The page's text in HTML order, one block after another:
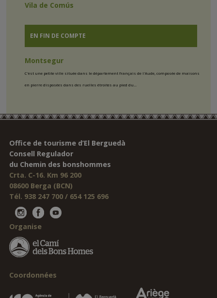
Vila de Comús
EN FIN DE COMPTE
Montsegur
C'est une petite ville située dans le département français de l'Aude, composée de maisons
en pierre disposées dans des ruelles étroites au pied du...
Office de tourisme d’El Berguedà
Consell Regulador
du Chemin des bonshommes
Crta. C-16. Km 96 200
08600 Berga (BCN)
Tél. 938 247 700 / 654 125 696
Organise
Coordonnées